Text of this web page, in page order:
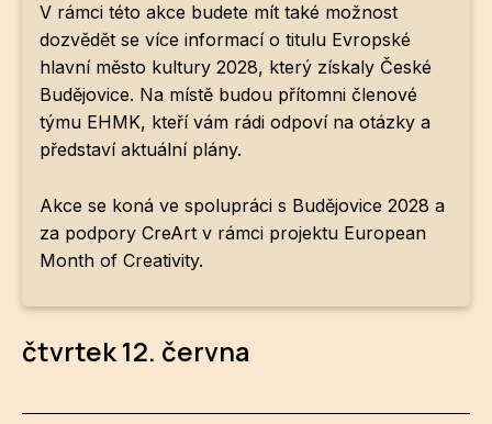
V rámci této akce budete mít také možnost
dozvědět se více informací o titulu Evropské
hlavní město kultury 2028, který získaly České
Budějovice. Na místě budou přítomni členové
týmu EHMK, kteří vám rádi odpoví na otázky a
představí aktuální plány.
Akce se koná ve spolupráci s Budějovice 2028 a
za podpory CreArt v rámci projektu European
Month of Creativity.
čtvrtek 12. června